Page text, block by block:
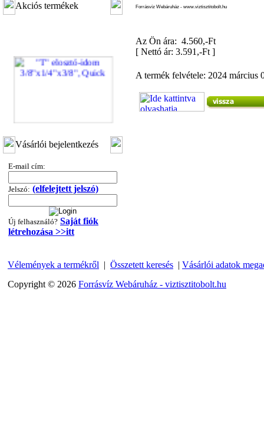
Akciós termékek
3/8"x1/4"x3/8", Quick
---------
"T" elosztó-idom
Vásárlói bejelentkezés
E-mail cím:
Jelszó: (elfelejtett jelszó)
Új felhasználó? Saját fiók
létrehozása >>itt
Forrásvíz Webáruház - www.viztisztitobolt.hu
Az Ön ára: 4.560,-Ft
[ Nettó ár: 3.591,-Ft ]
A termék felvétele: 2024 március
Vélemények a termékről | Összetett keresés | Vásárlói adatok
Copyright © 2026 Forrásvíz Webáruház - viztisztitobolt.hu